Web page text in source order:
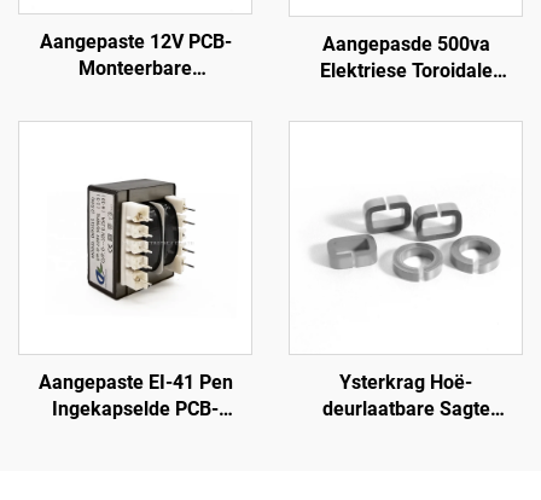
Aangepaste 12V PCB-
Monteerbare
400V Transformator met
380V 24V 36V Uitgang
50Hz Frekwensie
Aangepasde 500va
Elektriese Toroidale
Versterkers Klas h
Aangepaste EI-41 Pen
Ingekapselde PCB-
Ysterkrag Hoë-
deurlaatbare Sagte